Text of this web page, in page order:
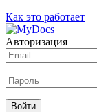
Как это работает
Авторизация
Войти